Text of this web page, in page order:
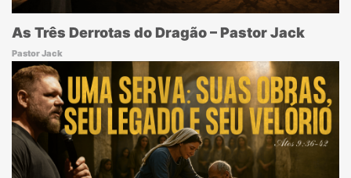
As Três Derrotas do Dragão – Pastor Jack
Pastor Jack